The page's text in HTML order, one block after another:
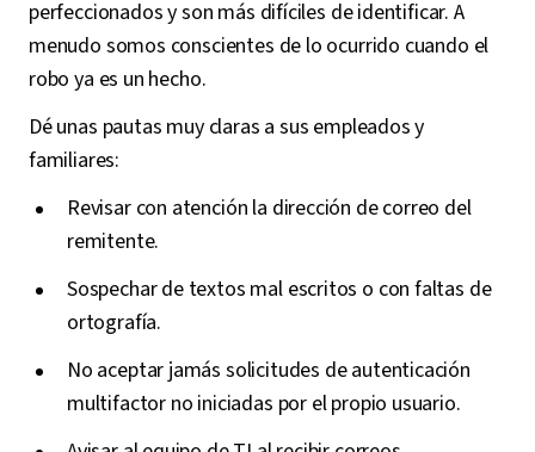
perfeccionados y son más difíciles de identificar. A
menudo somos conscientes de lo ocurrido cuando el
robo ya es un hecho.
Dé unas pautas muy claras a sus empleados y
familiares:
Revisar con atención la dirección de correo del
remitente.
Sospechar de textos mal escritos o con faltas de
ortografía.
No aceptar jamás solicitudes de autenticación
multifactor no iniciadas por el propio usuario.